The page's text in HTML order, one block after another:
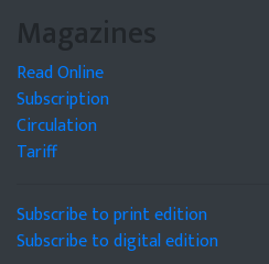
Magazines
Read Online
Subscription
Circulation
Tariff
Subscribe to print edition
Subscribe to digital edition